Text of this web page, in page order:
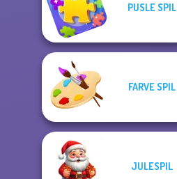
PUSLE SPIL
FARVE SPIL
JULESPIL